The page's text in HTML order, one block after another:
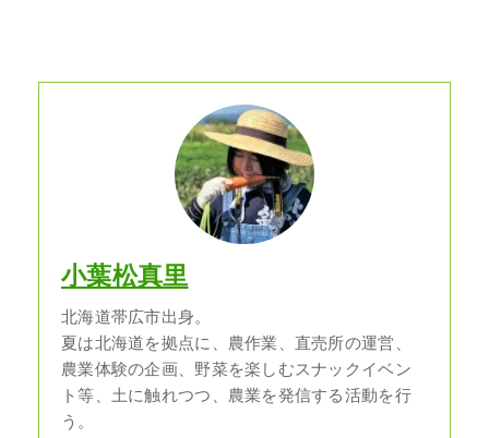
小葉松真里
北海道帯広市出身。
夏は北海道を拠点に、農作業、直売所の運営、
農業体験の企画、野菜を楽しむスナックイベン
ト等、土に触れつつ、農業を発信する活動を行
う。